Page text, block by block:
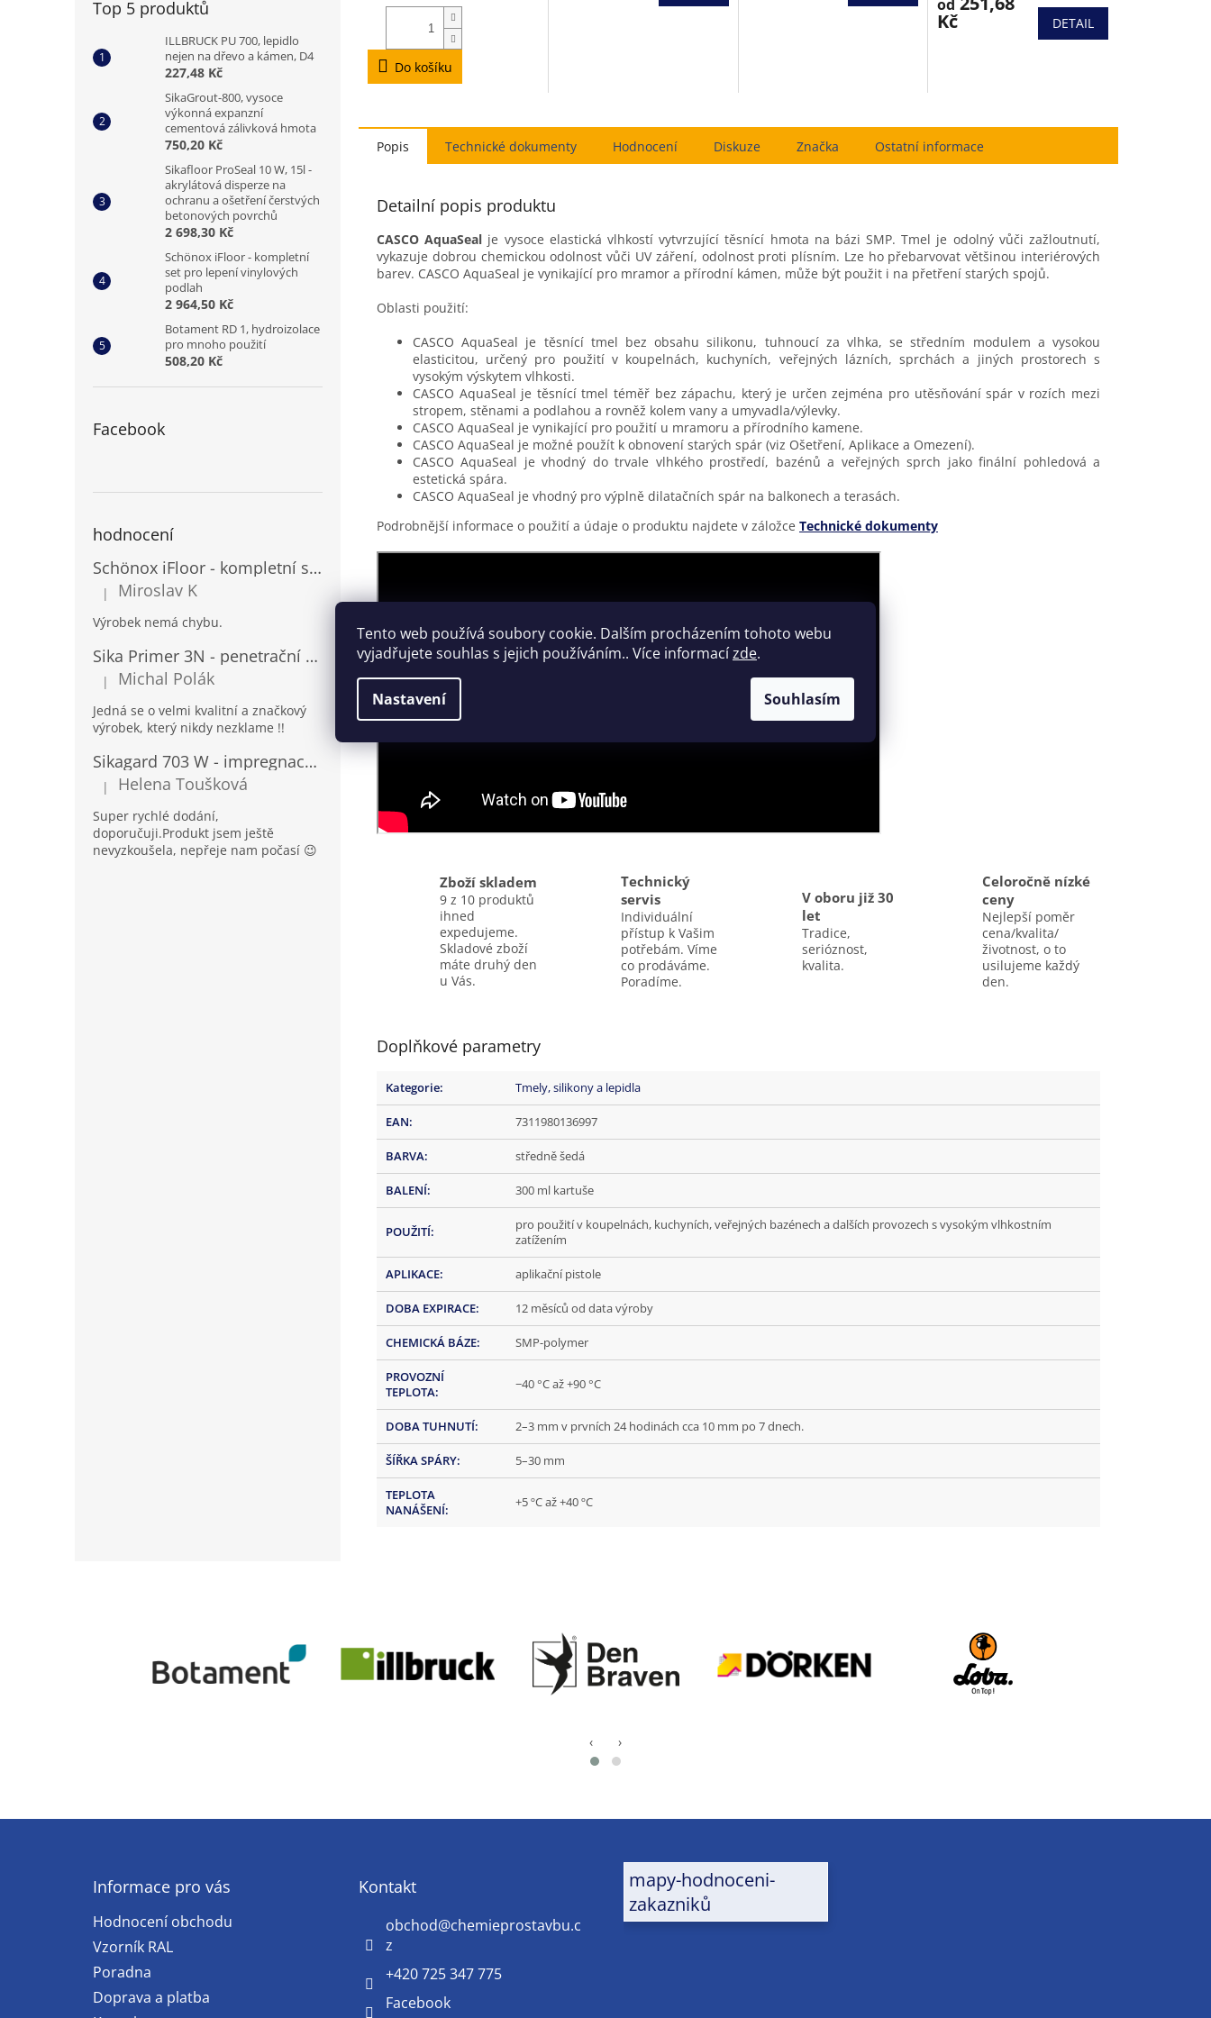
Tento web používá soubory cookie. Dalším procházením tohoto webu
vyjadřujete souhlas s jejich používáním.. Více informacízde.
Nastavení Souhlasím
Top 5 produktů
ILLBRUCK PU 700, lepidlo
nejen na dřevo a kámen, D4
227,48 Kč
SikaGrout-800, vysoce
výkonná expanzní
cementová zálivková hmota
750,20 Kč
Sikafloor ProSeal 10 W, 15l -
akrylátová disperze na
ochranu a ošetření čerstvých
betonových povrchů
2 698,30 Kč
Schönox iFloor - kompletní
set pro lepení vinylových
podlah
2 964,50 Kč
Botament RD 1, hydroizolace
pro mnoho použití
508,20 Kč
Facebook
hodnocení
Schönox iFloor - kompletní set pro lepení vinylových podlah
Hodnocení produktu je 5 z 5 hvězdiček.
| Miroslav K
Výrobek nemá chybu.
Sika Primer 3N - penetrační nátěr pro porézní povrchy a kovy
Hodnocení produktu je 5 z 5 hvězdiček.
| Michal Polák
Jedná se o velmi kvalitní a značkový
výrobek, který nikdy nezklame !!
Sikagard 703 W - impregnace na fasády a kámen
Hodnocení produktu je 5 z 5 hvězdiček.
| Helena Toušková
Super rychlé dodání,
doporučuji.Produkt jsem ještě
nevyzkoušela, nepřeje nam počasí 😉
hvězdiček.
Do košíku
5,0
z
od
Kč DETAIL
Popis Hodnocení Diskuze Značka Ostatní informace
Detailní popis produktu
CASCO AquaSeal je vysoce elastická vlhkostí vytvrzující těsnící hmota na bázi SMP. Tmel je odolný vůči zažloutnutí,
vykazuje dobrou chemickou odolnost vůči UV záření, odolnost proti plísním. Lze ho přebarvovat většinou interiérových
barev. CASCO AquaSeal je vynikající pro mramor a přírodní kámen, může být použit i na přetření starých spojů.
Oblasti použití:
CASCO AquaSeal je těsnící tmel bez obsahu silikonu, tuhnoucí za vlhka, se středním modulem a vysokou
elasticitou, určený pro použití v koupelnách, kuchyních, veřejných lázních, sprchách a jiných prostorech s
vysokým výskytem vlhkosti.
CASCO AquaSeal je těsnící tmel téměř bez zápachu, který je určen zejména pro utěsňování spár v rozích mezi
stropem, stěnami a podlahou a rovněž kolem vany a umyvadla/výlevky.
CASCO AquaSeal je vynikající pro použití u mramoru a přírodního kamene.
CASCO AquaSeal je možné použít k obnovení starých spár (viz Ošetření, Aplikace a Omezení).
CASCO AquaSeal je vhodný do trvale vlhkého prostředí, bazénů a veřejných sprch jako finální pohledová a
estetická spára.
CASCO AquaSeal je vhodný pro výplně dilatačních spár na balkonech a terasách.
Podrobnější informace o použití a údaje o produktu najdete v záložce Technické dokumenty
Celoročně nízké
ceny
Nejlepší poměr
cena/kvalita/
životnost, o to
usilujeme každý
den.
Technický
servis
Individuální
přístup k Vašim
potřebám. Víme
co prodáváme.
Poradíme.
V oboru již 30
let
Tradice,
serióznost,
kvalita.
Zboží skladem
9 z 10 produktů
ihned
expedujeme.
Skladové zboží
máte druhý den
u Vás.
Doplňkové parametry
Kategorie: Tmely, silikony a lepidla
EAN: 7311980136997
BARVA: středně šedá
BALENÍ: 300 ml kartuše
POUŽITÍ:
pro použití v koupelnách, kuchyních, veřejných bazénech a dalších provozech s vysokým vlhkostním
zatížením
APLIKACE: aplikační pistole
DOBA EXPIRACE: 12 měsíců od data výroby
CHEMICKÁ BÁZE: SMP-polymer
PROVOZNÍ
TEPLOTA: −40 °C až +90 °C
DOBA TUHNUTÍ: 2–3 mm v prvních 24 hodinách cca 10 mm po 7 dnech.
ŠÍŘKA SPÁRY: 5–30 mm
TEPLOTA
NANÁŠENÍ: +5 ºC až +40 ºC
‹ ›
Informace pro vás
Hodnocení obchodu
Vzorník RAL
Poradna
Doprava a platba
Kontakt
obchod@chemieprostavbu.c
z
+420 725 347 775
Facebook
mapy-hodnoceni-
zakazniků